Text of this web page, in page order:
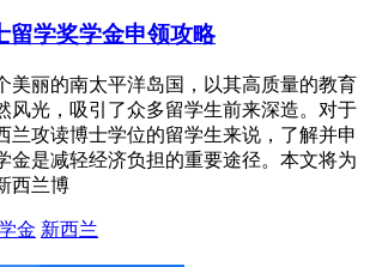
留学奖学金申领攻略
美丽的南太平洋岛国，以其高质量的教育
风光，吸引了众多留学生前来深造。对于
兰攻读博士学位的留学生来说，了解并申
金是减轻经济负担的重要途径。本文将为
西兰博
金 新西兰